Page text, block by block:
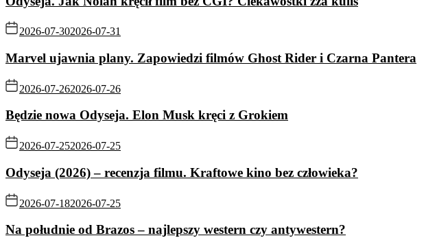
2026-07-302026-07-31
Marvel ujawnia plany. Zapowiedzi filmów Ghost Rider i Czarna Pantera
2026-07-262026-07-26
Będzie nowa Odyseja. Elon Musk kręci z Grokiem
2026-07-252026-07-25
Odyseja (2026) – recenzja filmu. Kraftowe kino bez człowieka?
2026-07-182026-07-25
Na południe od Brazos – najlepszy western czy antywestern?